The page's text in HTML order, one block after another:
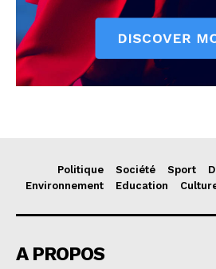
Politique Société Sport
Environnement
Education
A PROPOS